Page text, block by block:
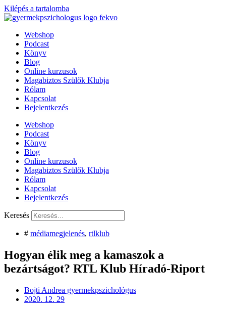
Kilépés a tartalomba
Webshop
Podcast
Könyv
Blog
Online kurzusok
Magabiztos Szülők Klubja
Rólam
Kapcsolat
Bejelentkezés
Webshop
Podcast
Könyv
Blog
Online kurzusok
Magabiztos Szülők Klubja
Rólam
Kapcsolat
Bejelentkezés
Keresés
# médiamegjelenés, rtlklub
Hogyan élik meg a kamaszok a
bezártságot? RTL Klub Híradó-Riport
Bojti Andrea gyermekpszichológus
2020. 12. 29